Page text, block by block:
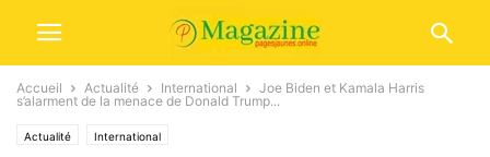
Accueil Actualité International
Joe Biden et Kamala Harris
s’alarment de la menace de Donald Trump...
Actualité International